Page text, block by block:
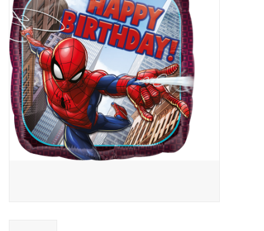
Cadeaus
Schmink&beauty
Accessoires